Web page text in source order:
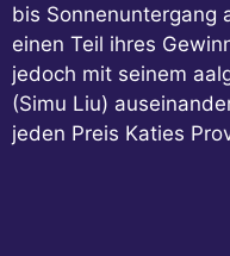
bis Sonnenuntergang
einen Teil ihres
jedoch mit seinem
(Simu Liu)
jeden Preis Katies